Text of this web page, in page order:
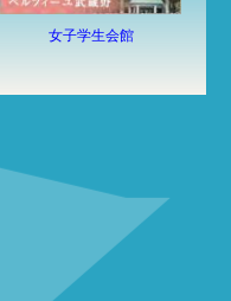
女子学生会館